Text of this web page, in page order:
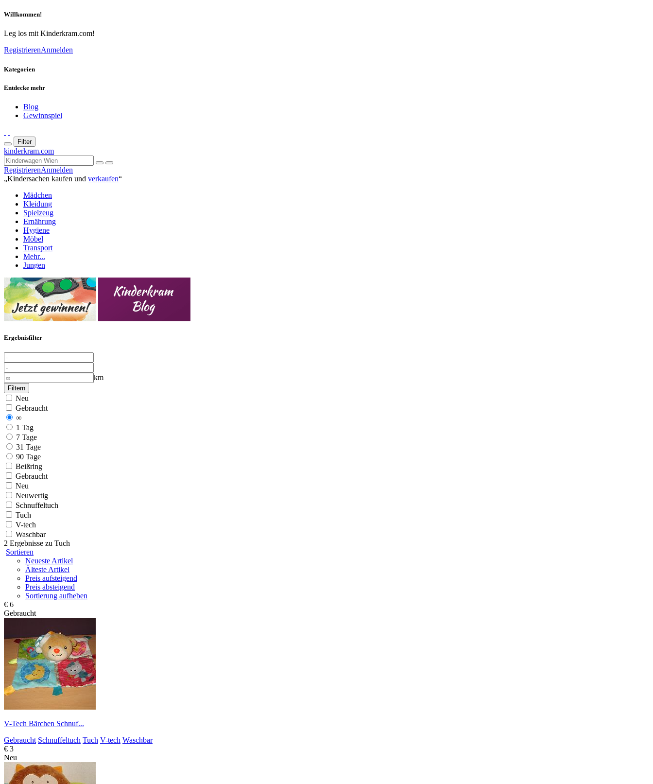
Willkommen!
Leg los mit Kinderkram.com!
RegistrierenAnmelden
Kategorien
Entdecke mehr
Blog
Gewinnspiel
Filter
kinderkram.com
RegistrierenAnmelden
„Kindersachen kaufen und verkaufen“
Mädchen
Kleidung
Spielzeug
Ernährung
Hygiene
Möbel
Transport
Mehr...
Jungen
Ergebnisfilter
km
Filtern
Neu
Gebraucht
∞
1 Tag
7 Tage
31 Tage
90 Tage
Beißring
Gebraucht
Neu
Neuwertig
Schnuffeltuch
Tuch
V-tech
Waschbar
2 Ergebnisse zu Tuch
Sortieren
Neueste Artikel
Älteste Artikel
Preis aufsteigend
Preis absteigend
Sortierung aufheben
€ 6
Gebraucht
V-Tech Bärchen Schnuf...
Gebraucht Schnuffeltuch Tuch V-tech Waschbar
€ 3
Neu